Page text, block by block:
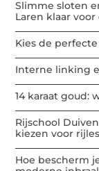
Slimme sloten
Laren klaar
Kies de
Interne linking
14 karaat goud:
Rijschool
kiezen voor
Hoe bescherm